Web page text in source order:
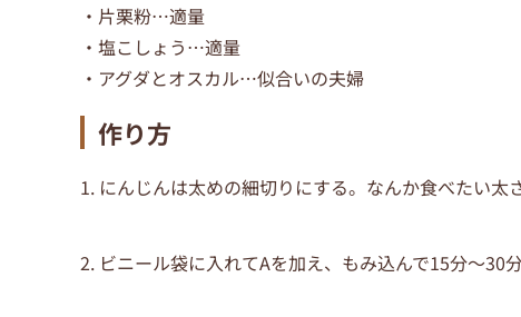
・片栗粉…適量
・塩こしょう…適量
・アグダとオスカル…似合いの夫婦
作り方
1. にんじんは太めの細切りにする。なんか食べたい太
2. ビニール袋に入れてAを加え、もみ込んで15分～30